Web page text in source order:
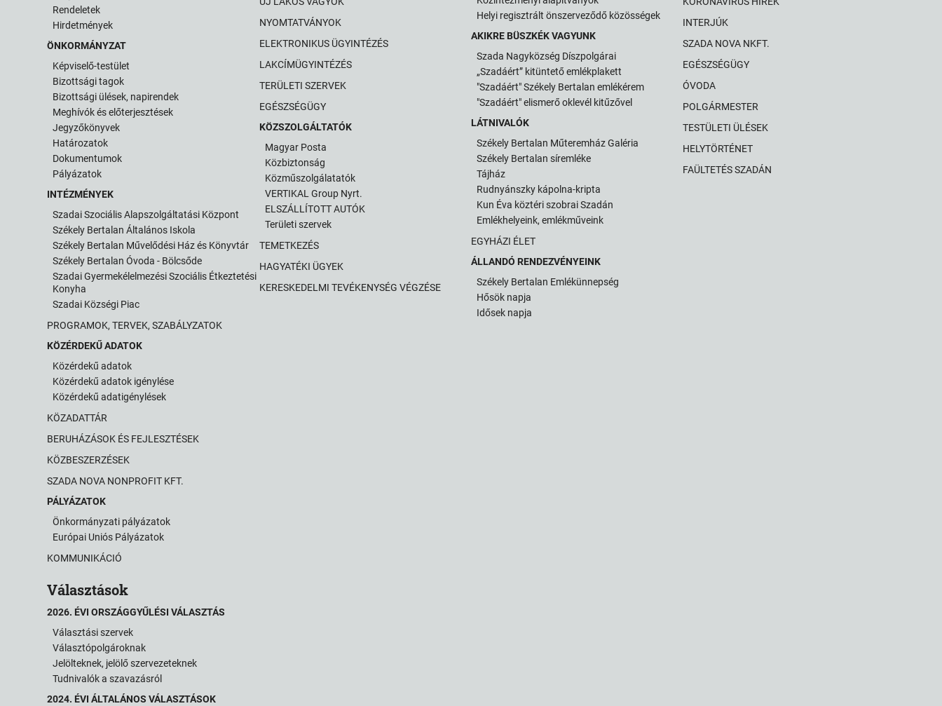
Rendeletek
Hirdetmények
ÖNKORMÁNYZAT
Képviselő-testület
Bizottsági tagok
Bizottsági ülések, napirendek
Meghívók és előterjesztések
Jegyzőkönyvek
Határozatok
Dokumentumok
Pályázatok
INTÉZMÉNYEK
Szadai Szociális Alapszolgáltatási Központ
Székely Bertalan Általános Iskola
Székely Bertalan Művelődési Ház és Könyvtár
Székely Bertalan Óvoda - Bölcsőde
Szadai Gyermekélelmezési Szociális Étkeztetési
Konyha
Szadai Községi Piac
PROGRAMOK, TERVEK, SZABÁLYZATOK
KÖZÉRDEKŰ ADATOK
Közérdekű adatok
Közérdekű adatok igénylése
Közérdekű adatigénylések
KÖZADATTÁR
BERUHÁZÁSOK ÉS FEJLESZTÉSEK
KÖZBESZERZÉSEK
SZADA NOVA NONPROFIT KFT.
PÁLYÁZATOK
Önkormányzati pályázatok
Európai Uniós Pályázatok
KOMMUNIKÁCIÓ
NYOMTATVÁNYOK
ELEKTRONIKUS ÜGYINTÉZÉS
LAKCÍMÜGYINTÉZÉS
TERÜLETI SZERVEK
EGÉSZSÉGÜGY
KÖZSZOLGÁLTATÓK
Magyar Posta
Közbiztonság
Közműszolgálatatók
VERTIKAL Group Nyrt.
ELSZÁLLÍTOTT AUTÓK
Területi szervek
TEMETKEZÉS
HAGYATÉKI ÜGYEK
KERESKEDELMI TEVÉKENYSÉG VÉGZÉSE
Helyi regisztrált önszerveződő közösségek
AKIKRE BÜSZKÉK VAGYUNK
Szada Nagyközség Díszpolgárai
„Szadáért” kitüntető emlékplakett
"Szadáért" Székely Bertalan emlékérem
"Szadáért" elismerő oklevél kitűzővel
LÁTNIVALÓK
Székely Bertalan Műteremház Galéria
Székely Bertalan síremléke
Tájház
Rudnyánszky kápolna-kripta
Kun Éva köztéri szobrai Szadán
Emlékhelyeink, emlékműveink
EGYHÁZI ÉLET
ÁLLANDÓ RENDEZVÉNYEINK
Székely Bertalan Emlékünnepség
Hősök napja
Idősek napja
INTERJÚK
SZADA NOVA NKFT.
EGÉSZSÉGÜGY
ÓVODA
POLGÁRMESTER
TESTÜLETI ÜLÉSEK
HELYTÖRTÉNET
FAÜLTETÉS SZADÁN
Választások
2026. ÉVI ORSZÁGGYŰLÉSI VÁLASZTÁS
Választási szervek
Választópolgároknak
Jelölteknek, jelölő szervezeteknek
Tudnivalók a szavazásról
2024. ÉVI ÁLTALÁNOS VÁLASZTÁSOK